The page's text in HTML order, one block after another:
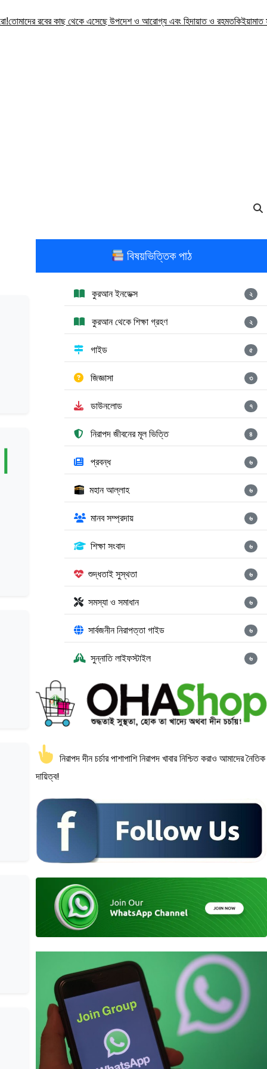
রবের কাছ থেকে এসেছে উপদেশ ও আরোগ্য এবং হিদায়াত ও রহমতকিইয়ামাত
বিষয়ভিত্তিক পাঠ
কুরআন ইনডেক্স ২
কুরআন থেকে শিক্ষা গ্রহণ ২
গাইড ৫
জিজ্ঞাসা ৩
ডাউনলোড ৭
নিরাপদ জীবনের মূল ভিত্তি ৪
প্রবন্ধ ৬
মহান আল্লাহ ৬
মানব সম্প্রদায় ৬
শিক্ষা সংবাদ ৬
শুদ্ধতাই সুস্থতা ৬
সমস্যা ও সমাধান ৬
সার্বজনীন নিরাপত্তা গাইড ৬
সুন্নাতি লাইফস্টাইল ৬
নিরাপদ দীন চর্চার পাশাপাশি নিরাপদ খাবার নিশ্চিত করাও আমাদের নৈতিক
দায়িত্ব!